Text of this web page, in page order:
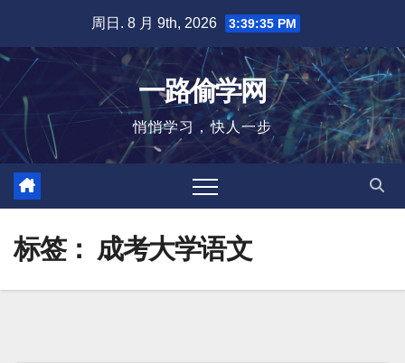
内
容
周日. 8 月 9th, 2026 3:39:35 PM
一路偷学网
悄悄学习，快人一步
标签： 成考大学语文